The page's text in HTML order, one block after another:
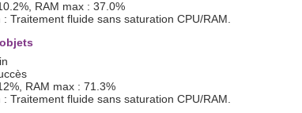
RAM max : 37.0%
Traitement fluide sans saturation CPU/RAM.
RAM max : 71.3%
Traitement fluide sans saturation CPU/RAM.